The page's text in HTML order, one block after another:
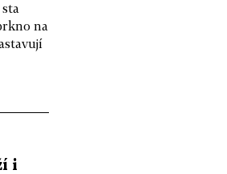
na
i